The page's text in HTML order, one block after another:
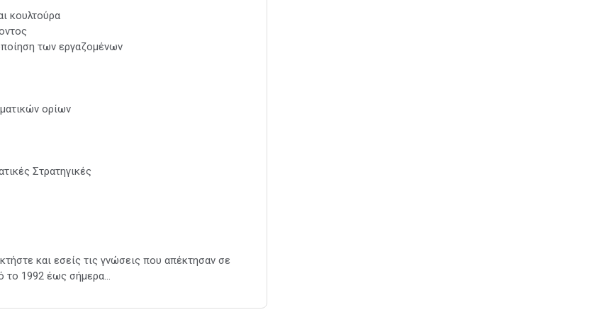
κουλτούρα
των εργαζομένων
ορίων
Στρατηγικές
και εσείς τις γνώσεις που απέκτησαν σε
1992 έως σήμερα...